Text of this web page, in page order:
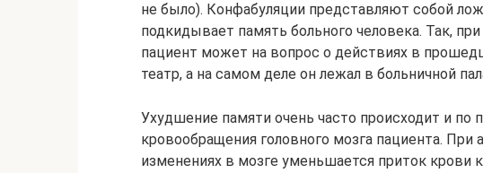
не было). Конфабуляции представляют собой
подкидывает память больного человека. Так,
пациент может на вопрос о действиях в
театр, а на самом деле он лежал в больничной
Ухудшение памяти очень часто происходит и по
кровообращения головного мозга пациента. При
изменениях в мозге уменьшается приток крови